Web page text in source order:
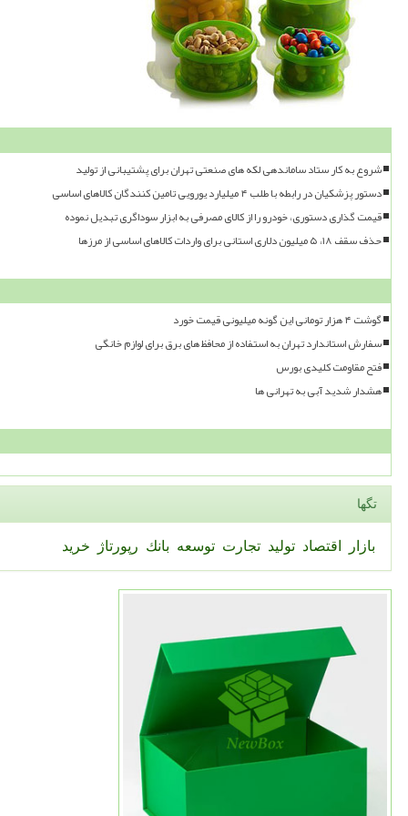
شروع به کار ستاد ساماندهی لکه های صنعتی تهران برای پشتیبانی از تولید
دستور پزشکیان در رابطه با طلب ۴ میلیارد یورویی تامین کنندگان کالاهای اساسی
قیمت گذاری دستوری، خودرو را از کالای مصرفی به ابزار سوداگری تبدیل نموده
حذف سقف ۱۸، ۵ میلیون دلاری استانی برای واردات کالاهای اساسی از مرزها
گوشت ۴ هزار تومانی این گونه میلیونی قیمت خورد
سفارش استاندارد تهران به استفاده از محافظ های برق برای لوازم خانگی
فتح مقاومت کلیدی بورس
هشدار شدید آبی به تهرانی ها
تگها
بازار اقتصاد تولید تجارت توسعه بانك رپورتاژ خرید